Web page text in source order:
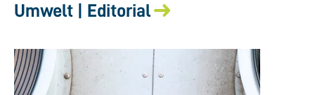
Umwelt | Editorial